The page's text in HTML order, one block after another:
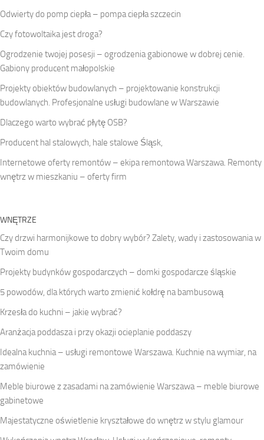
Odwierty do pomp ciepła – pompa ciepła szczecin
Czy fotowoltaika jest droga?
Ogrodzenie twojej posesji – ogrodzenia gabionowe w dobrej cenie.
Gabiony producent małopolskie
Projekty obiektów budowlanych – projektowanie konstrukcji
budowlanych. Profesjonalne usługi budowlane w Warszawie
Dlaczego warto wybrać płytę OSB?
Producent hal stalowych, hale stalowe Śląsk,
Internetowe oferty remontów – ekipa remontowa Warszawa. Remonty
wnętrz w mieszkaniu – oferty firm
WNĘTRZE
Czy drzwi harmonijkowe to dobry wybór? Zalety, wady i zastosowania w
Twoim domu
Projekty budynków gospodarczych – domki gospodarcze śląskie
5 powodów, dla których warto zmienić kołdrę na bambusową
Krzesła do kuchni – jakie wybrać?
Aranżacja poddasza i przy okazji ocieplanie poddaszy
Idealna kuchnia – usługi remontowe Warszawa. Kuchnie na wymiar, na
zamówienie
Meble biurowe z zasadami na zamówienie Warszawa – meble biurowe
gabinetowe
Majestatyczne oświetlenie kryształowe do wnętrz w stylu glamour